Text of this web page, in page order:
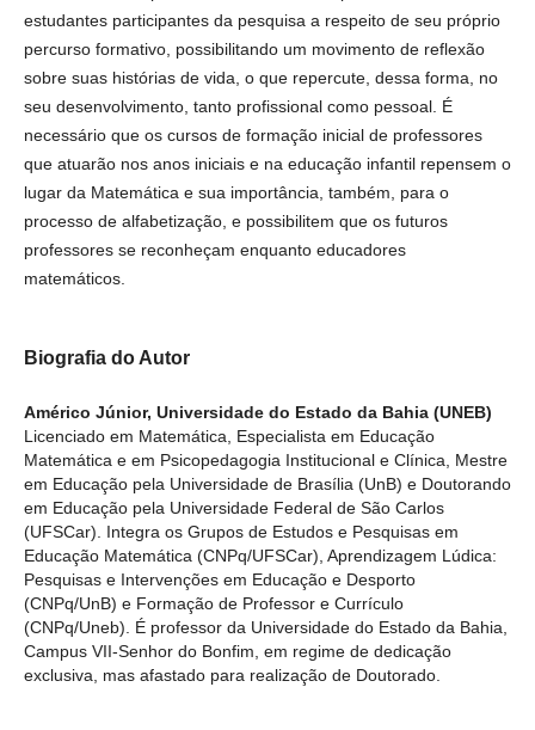
respeito de seu próprio percurso formativo, possibilitando um
movimento de reflexão sobre suas histórias de vida, o que
repercute, dessa forma, no seu desenvolvimento, tanto
profissional como pessoal. É necessário que os cursos de
formação inicial de professores que atuarão nos anos iniciais e na
educação infantil repensem o lugar da Matemática e sua
importância, também, para o processo de alfabetização, e
possibilitem que os futuros professores se reconheçam enquanto
educadores matemáticos.
Licenciado em Matemática, Especialista em Educação Matemática
e em Psicopedagogia Institucional e Clínica, Mestre em Educação
pela Universidade de Brasília (UnB) e Doutorando em Educação
pela Universidade Federal de São Carlos (UFSCar). Integra os
Grupos de Estudos e Pesquisas em Educação Matemática
(CNPq/UFSCar), Aprendizagem Lúdica: Pesquisas e Intervenções
em Educação e Desporto (CNPq/UnB) e Formação de Professor e
Currículo (CNPq/Uneb). É professor da Universidade do Estado
da Bahia, Campus VII-Senhor do Bonfim, em regime de dedicação
exclusiva, mas afastado para realização de Doutorado.